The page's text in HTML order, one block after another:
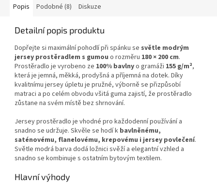
Popis Podobné (8) Diskuze
Detailní popis produktu
Dopřejte si maximální pohodlí při spánku se světle modrým
jersey prostěradlem s gumou o rozměru 180 × 200 cm.
Prostěradlo je vyrobeno ze 100% bavlnyo gramáži 155 g/m²,
která je jemná, měkká, prodyšná a příjemná na dotek. Díky
kvalitnímu jersey úpletu je pružné, výborně se přizpůsobí
matraci a po celém obvodu všitá guma zajistí, že prostěradlo
zůstane na svém místě bez shrnování.
Jersey prostěradlo je vhodné pro každodenní používání a
snadno se udržuje. Skvěle se hodí k bavlněnému,
saténovému, flanelovému, krepovému i jersey povlečení.
Světle modrá barva dodá ložnici svěží a elegantní vzhled a
snadno se kombinuje s ostatním bytovým textilem.
Hlavní výhody